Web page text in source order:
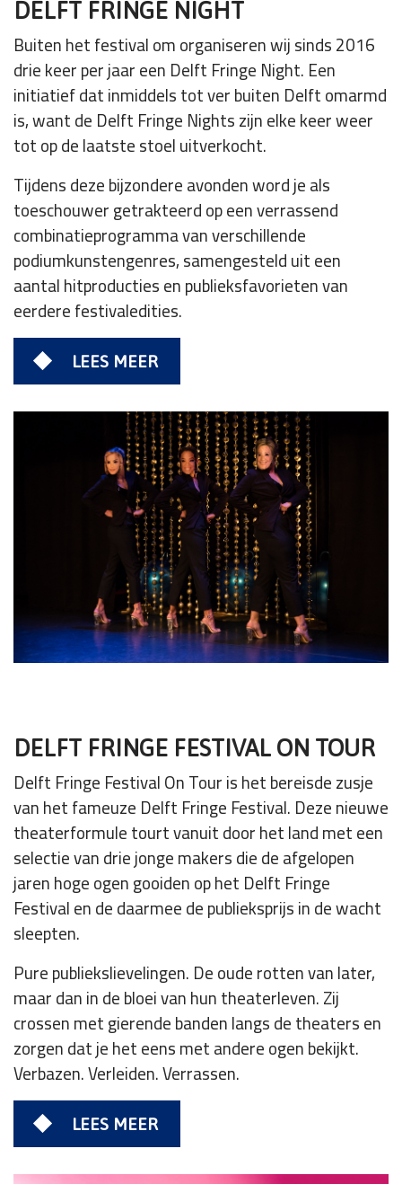
DELFT FRINGE NIGHT
Buiten het festival om organiseren wij sinds 2016
drie keer per jaar een Delft Fringe Night. Een
initiatief dat inmiddels tot ver buiten Delft omarmd
is, want de Delft Fringe Nights zijn elke keer weer
tot op de laatste stoel uitverkocht.
Tijdens deze bijzondere avonden word je als
toeschouwer getrakteerd op een verrassend
combinatieprogramma van verschillende
podiumkunstengenres, samengesteld uit een
aantal hitproducties en publieksfavorieten van
eerdere festivaledities.
LEES MEER
DELFT FRINGE FESTIVAL ON TOUR
Delft Fringe Festival On Tour is het bereisde zusje
van het fameuze Delft Fringe Festival. Deze nieuwe
theaterformule tourt vanuit door het land met een
selectie van drie jonge makers die de afgelopen
jaren hoge ogen gooiden op het Delft Fringe
Festival en de daarmee de publieksprijs in de wacht
sleepten.
Pure publiekslievelingen. De oude rotten van later,
maar dan in de bloei van hun theaterleven. Zij
crossen met gierende banden langs de theaters en
zorgen dat je het eens met andere ogen bekijkt.
Verbazen. Verleiden. Verrassen.
LEES MEER